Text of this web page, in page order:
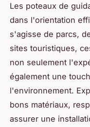
Les poteaux de
dans l'orientation
s'agisse de parcs,
sites touristiques,
non seulement
également une
l'environnement.
bons matériaux,
assurer une